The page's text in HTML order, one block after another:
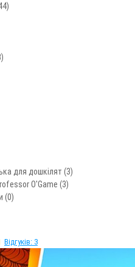
для дошкілят (3)
O'Game (3)
(0)
Відгуків: 3